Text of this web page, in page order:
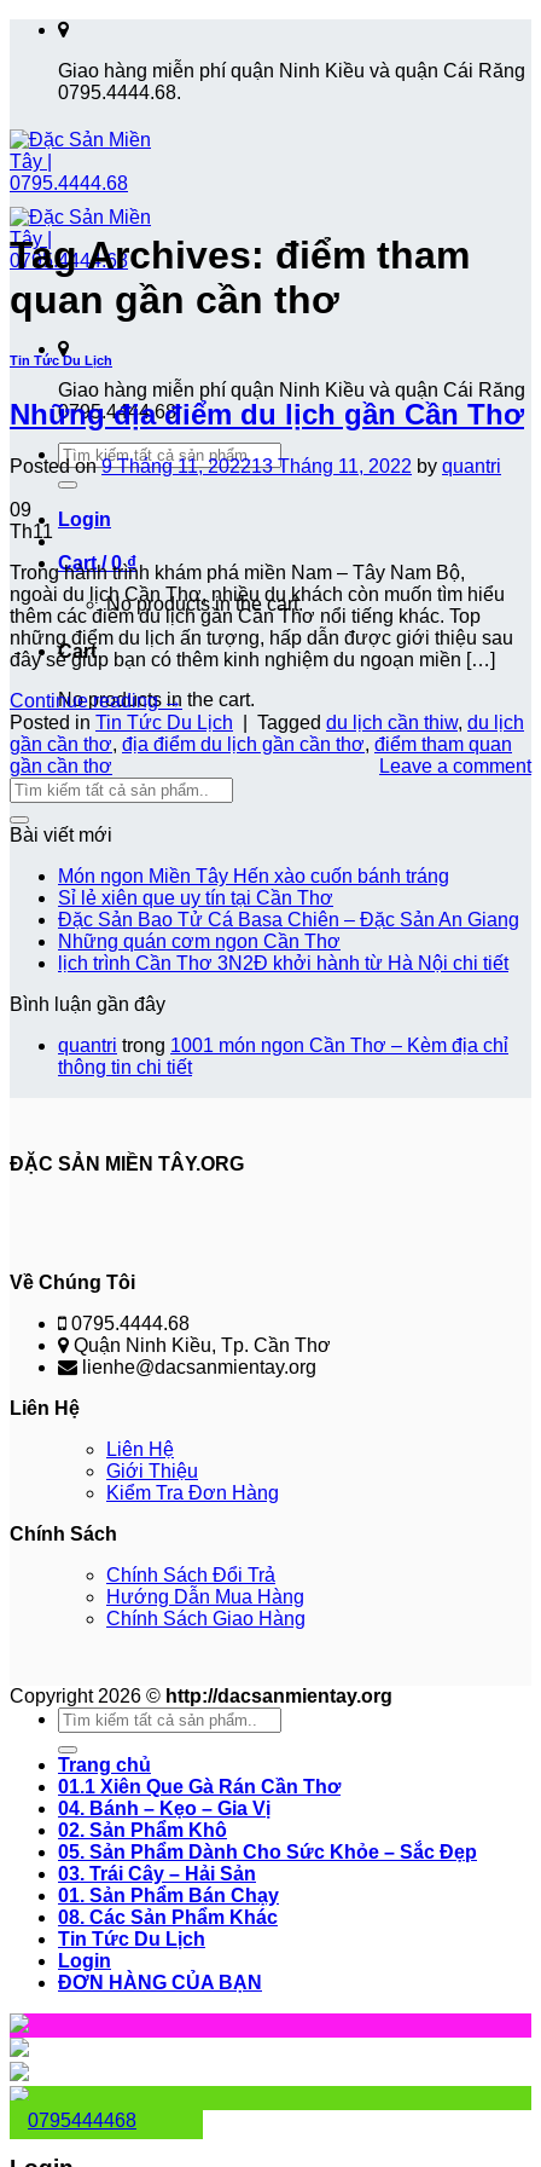
Skip
contentGiao hàng miễn phí quận Ninh Kiều và quận Cái Răng
0795.4444.68.
Giao hàng miễn phí quận Ninh Kiều và quận Cái Răng
0795.4444.68.
Search
for:
Login
Cart /0₫
No products in the cart.
Cart
No products in the cart.
Tag Archives: điểm tham
quan gần cần thơ
Tin Tức Du Lịch
Những địa điểm du lịch gần Cần Thơ
Posted on9 Tháng 11, 202213 Tháng 11, 2022 by quantri
09
Th11
Trong hành trình khám phá miền Nam – Tây Nam Bộ,
ngoài du lịch Cần Thơ, nhiều du khách còn muốn tìm hiểu
thêm các điểm du lịch gần Cần Thơ nổi tiếng khác. Top
những điểm du lịch ấn tượng, hấp dẫn được giới thiệu sau
đây sẽ giúp bạn có thêm kinh nghiệm du ngoạn miền […]
Continue reading →
Posted in Tin Tức Du Lịch Tagged du lịch cần thiw, du lịch
gần cần thơ, địa điểm du lịch gần cần thơ, điểm tham quan
gần cần thơ
Leave a comment
Bài viết mới
Món ngon Miền Tây Hến xào cuốn bánh tráng
Sỉ lẻ xiên que uy tín tại Cần Thơ
Đặc Sản Bao Tử Cá Basa Chiên – Đặc Sản An Giang
Những quán cơm ngon Cần Thơ
lịch trình Cần Thơ 3N2Đ khởi hành từ Hà Nội chi tiết
Bình luận gần đây
quantri trong 1001 món ngon Cần Thơ – Kèm địa chỉ
thông tin chi tiết
ĐẶC SẢN MIỀN TÂY.ORG
Về Chúng Tôi
0795.4444.68
Quận Ninh Kiều, Tp. Cần Thơ
lienhe@dacsanmientay.org
Liên Hệ
Liên Hệ
Giới Thiệu
Kiểm Tra Đơn Hàng
Chính Sách
Chính Sách Đổi Trả
Hướng Dẫn Mua Hàng
Chính Sách Giao Hàng
Copyright 2026 © http://dacsanmientay.org
Search
for:
Trang chủ
01.1 Xiên Que Gà Rán Cần Thơ
04. Bánh – Kẹo – Gia Vị
02. Sản Phẩm Khô
05. Sản Phẩm Dành Cho Sức Khỏe – Sắc Đẹp
03. Trái Cây – Hải Sản
01. Sản Phẩm Bán Chạy
08. Các Sản Phẩm Khác
Tin Tức Du Lịch
Login
ĐƠN HÀNG CỦA BẠN
0795444468